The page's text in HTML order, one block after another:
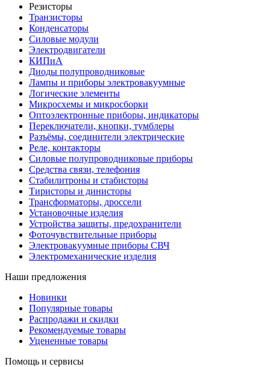
Резисторы
Транзисторы
Конденсаторы
Силовые модули
Электродвигатели
КИПиА
Диоды полупроводниковые
Лампы и приборы электровакуумные
Логические элементы
Микросхемы и микросборки
Оптоэлектронные приборы, индикаторы
Переключатели, кнопки, тумблеры
Разъёмы, соединители электрические
Реле, контакторы
Силовые полупроводниковые приборы
Средства связи, телефония
Стабилитроны и стабисторы
Тиристоры и динисторы
Трансформаторы, дроссели
Установочные изделия
Устройства защиты, предохранители
Фоточувствительные приборы
Электровакуумные приборы СВЧ
Электромеханические изделия
Наши предложения
Новинки
Популярные товары
Распродажи и скидки
Рекомендуемые товары
Уцененные товары
Помощь и сервисы